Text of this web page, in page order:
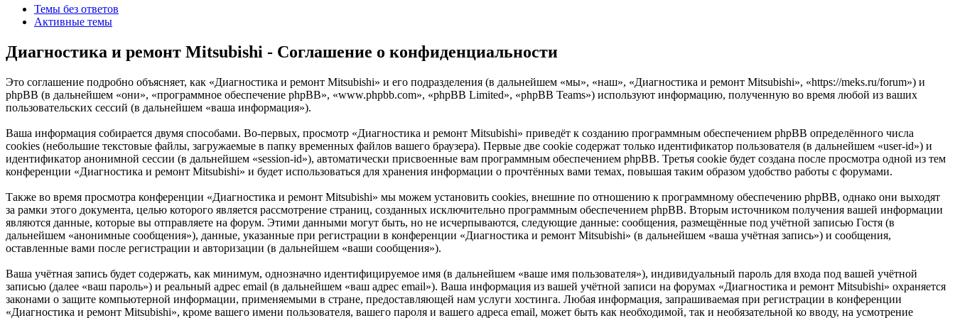
Темы без ответов
Активные темы
Диагностика и ремонт Mitsubishi - Соглашение о конфиденциальности
Это соглашение подробно объясняет, как «Диагностика и ремонт Mitsubishi» и его подразделения (в дальнейшем «мы», «наш», «Диагностика и ремонт Mitsubishi», «https://meks.ru/forum») и
phpBB (в дальнейшем «они», «программное обеспечение phpBB», «www.phpbb.com», «phpBB Limited», «phpBB Teams») используют информацию, полученную во время любой из ваших
пользовательских сессий (в дальнейшем «ваша информация»).
Ваша информация собирается двумя способами. Во-первых, просмотр «Диагностика и ремонт Mitsubishi» приведёт к созданию программным обеспечением phpBB определённого числа
cookies (небольшие текстовые файлы, загружаемые в папку временных файлов вашего браузера). Первые две cookie содержат только идентификатор пользователя (в дальнейшем «user-id») и
идентификатор анонимной сессии (в дальнейшем «session-id»), автоматически присвоенные вам программным обеспечением phpBB. Третья cookie будет создана после просмотра одной из тем
конференции «Диагностика и ремонт Mitsubishi» и будет использоваться для хранения информации о прочтённых вами темах, повышая таким образом удобство работы с форумами.
Также во время просмотра конференции «Диагностика и ремонт Mitsubishi» мы можем установить cookies, внешние по отношению к программному обеспечению phpBB, однако они выходят
за рамки этого документа, целью которого является рассмотрение страниц, созданных исключительно программным обеспечением phpBB. Вторым источником получения вашей информации
являются данные, которые вы отправляете на форум. Этими данными могут быть, но не исчерпываются, следующие данные: сообщения, размещённые под учётной записью Гостя (в
дальнейшем «анонимные сообщения»), данные, указанные при регистрации в конференции «Диагностика и ремонт Mitsubishi» (в дальнейшем «ваша учётная запись») и сообщения,
оставленные вами после регистрации и авторизации (в дальнейшем «ваши сообщения»).
Ваша учётная запись будет содержать, как минимум, однозначно идентифицируемое имя (в дальнейшем «ваше имя пользователя»), индивидуальный пароль для входа под вашей учётной
записью (далее «ваш пароль») и реальный адрес email (в дальнейшем «ваш адрес email»). Ваша информация из вашей учётной записи на форумах «Диагностика и ремонт Mitsubishi» охраняется
законами о защите компьютерной информации, применяемыми в стране, предоставляющей нам услуги хостинга. Любая информация, запрашиваемая при регистрации в конференции
«Диагностика и ремонт Mitsubishi», кроме вашего имени пользователя, вашего пароля и вашего адреса email, может быть как необходимой, так и необязательной ко вводу, на усмотрение